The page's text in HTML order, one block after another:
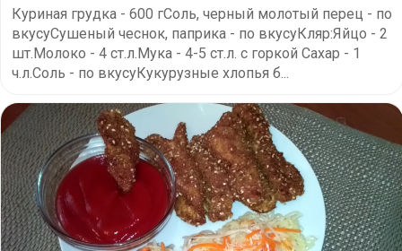
Куриная грудка - 600 гСоль, черный молотый перец - по
вкусуСушеный чеснок, паприка - по вкусуКляр:Яйцо - 2
шт.Молоко - 4 ст.л.Мука - 4-5 ст.л. с горкой Сахар - 1
ч.л.Соль - по вкусуКукурузные хлопья б...